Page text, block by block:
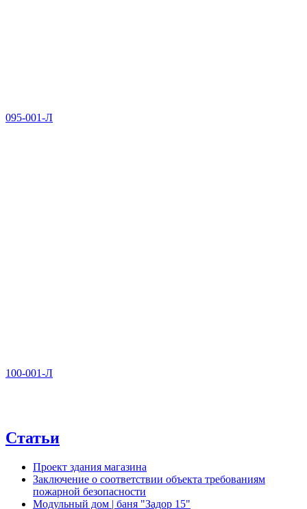
095-001-Л
100-001-Л
Статьи
Проект здания магазина
Заключение о соответствии объекта требованиям
пожарной безопасности
Модульный дом | баня "Задор 15"